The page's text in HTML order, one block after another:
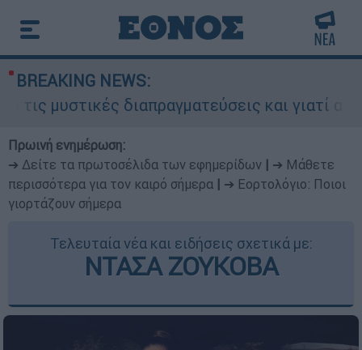
BREAKING NEWS:
διαπραγματεύσεις και γιατί αντιδρούν
Πρωινή ενημέρωση:
➔ Δείτε τα πρωτοσέλιδα των εφημερίδων
➔ Μάθετε
περισσότερα για τον καιρό σήμερα
➔ Εορτολόγιο: Ποιοι
γιορτάζουν σήμερα
Τελευταία νέα και ειδήσεις σχετικά με:
ΝΤΑΣΑ ΖΟΥΚΟΒΑ